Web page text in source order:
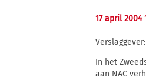
17 april 2004
In het
aan NAC